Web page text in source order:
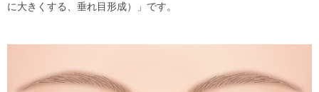
に大きくする、垂れ目形成）」です。